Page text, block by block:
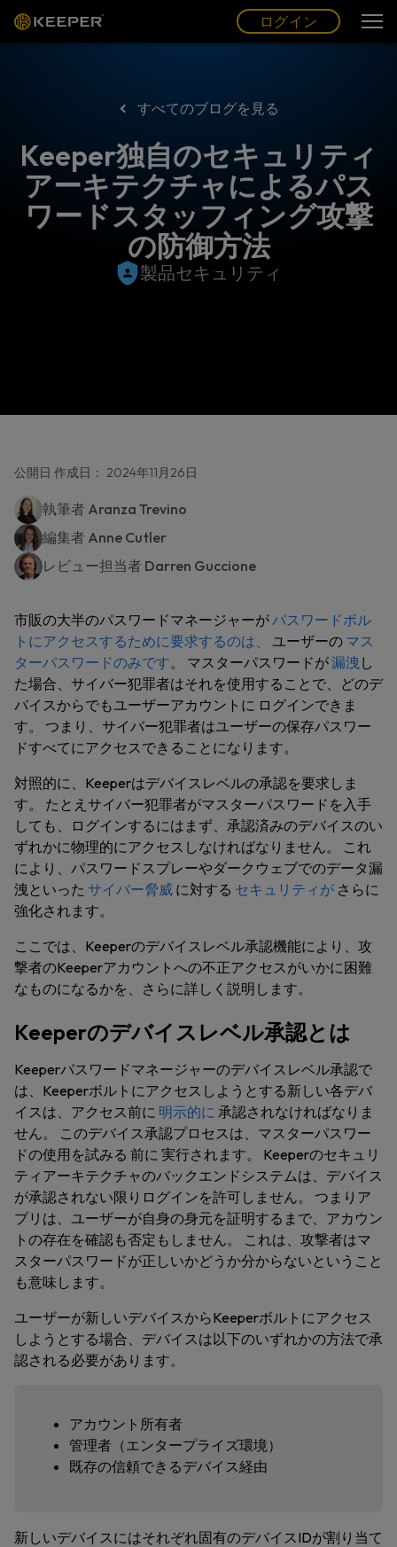
グ (JP)
ログイン
すべてのブログを見る
Keeper独自のセキュリティ
アーキテクチャによるパス
ワードスタッフィング攻撃
の防御方法
製品セキュリティ
公開日 作成日： 2024年11月26日
執筆者 Aranza Trevino
編集者 Anne Cutler
レビュー担当者 Darren Guccione
市販の大半のパスワードマネージャーがパスワードボル
トにアクセスするために要求するのは、
ユーザーの マス
ターパスワードのみです。 マスターパスワードが漏洩し
た場合、サイバー犯罪者はそれを使用することで、どのデ
バイスからでもユーザーアカウントに ログインできま
す。 つまり、サイバー犯罪者はユーザーの保存パスワー
ドすべてにアクセスできることになります。
対照的に、Keeperはデバイスレベルの承認を要求しま
す。 たとえサイバー犯罪者がマスターパスワードを入手
しても、ログインするにはまず、承認済みのデバイスのい
ずれかに物理的にアクセスしなければなりません。 これ
により、パスワードスプレーやダークウェブでのデータ漏
洩といった サイバー脅威 に対する セキュリティが さらに
強化されます。
ここでは、Keeperのデバイスレベル承認機能により、攻
撃者のKeeperアカウントへの不正アクセスがいかに困難
なものになるかを、さらに詳しく説明します。
Keeperのデバイスレベル承認とは
Keeperパスワードマネージャーのデバイスレベル承認で
は、Keeperボルトにアクセスしようとする新しい各デバ
イスは、アクセス前に 明示的に 承認されなければなりま
せん。 このデバイス承認プロセスは、マスターパスワー
ドの使用を試みる 前に 実行されます。 Keeperのセキュリ
ティアーキテクチャのバックエンドシステムは、デバイス
が承認されない限りログインを許可しません。 つまりア
プリは、ユーザーが自身の身元を証明するまで、アカウン
トの存在を確認も否定もしません。 これは、攻撃者はマ
スターパスワードが正しいかどうか分からないということ
も意味します。
ユーザーが新しいデバイスからKeeperボルトにアクセス
しようとする場合、デバイスは以下のいずれかの方法で承
認される必要があります。
アカウント所有者
管理者（エンタープライズ環境）
既存の信頼できるデバイス経由
新しいデバイスにはそれぞれ固有のデバイスIDが割り当て